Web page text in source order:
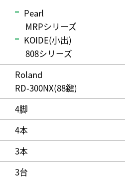
Pearl
MRPシリーズ
KOIDE(小出)
808シリーズ
Roland
RD-300NX(88鍵)
4脚
4本
3本
3台